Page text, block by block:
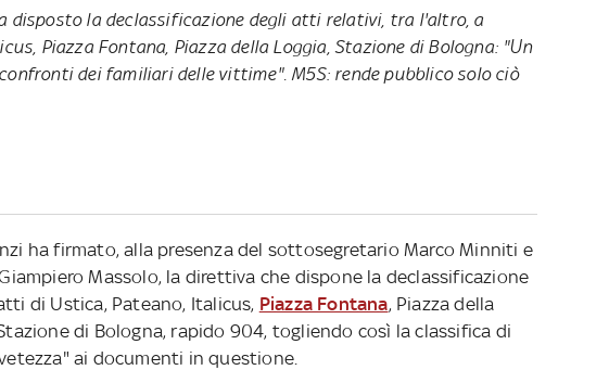
disposto la declassificazione degli atti relativi, tra l'altro, a
Piazza Fontana, Piazza della Loggia, Stazione di Bologna: "Un
dei familiari delle vittime". M5S: rende pubblico solo ciò
ha firmato, alla presenza del sottosegretario Marco Minniti e
Massolo, la direttiva che dispone la declassificazione
di Ustica, Pateano, Italicus, Piazza Fontana, Piazza della
di Bologna, rapido 904, togliendo così la classifica di
ai documenti in questione.